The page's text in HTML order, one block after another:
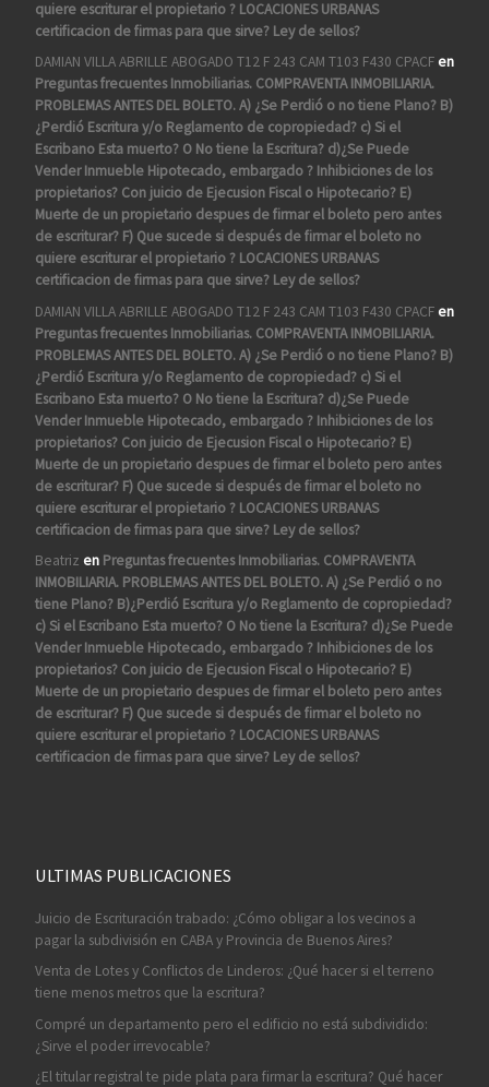
quiere escriturar el propietario ? LOCACIONES URBANAS
certificacion de firmas para que sirve? Ley de sellos?
DAMIAN VILLA ABRILLE ABOGADO T12 F 243 CAM T103 F430 CPACFen
Preguntas frecuentes Inmobiliarias. COMPRAVENTA INMOBILIARIA.
PROBLEMAS ANTES DEL BOLETO. A) ¿Se Perdió o no tiene Plano? B)
¿Perdió Escritura y/o Reglamento de copropiedad? c) Si el
Escribano Esta muerto? O No tiene la Escritura? d)¿Se Puede
Vender Inmueble Hipotecado, embargado ? Inhibiciones de los
propietarios? Con juicio de Ejecusion Fiscal o Hipotecario? E)
Muerte de un propietario despues de firmar el boleto pero antes
de escriturar? F) Que sucede si después de firmar el boleto no
quiere escriturar el propietario ? LOCACIONES URBANAS
certificacion de firmas para que sirve? Ley de sellos?
DAMIAN VILLA ABRILLE ABOGADO T12 F 243 CAM T103 F430 CPACFen
Preguntas frecuentes Inmobiliarias. COMPRAVENTA INMOBILIARIA.
PROBLEMAS ANTES DEL BOLETO. A) ¿Se Perdió o no tiene Plano? B)
¿Perdió Escritura y/o Reglamento de copropiedad? c) Si el
Escribano Esta muerto? O No tiene la Escritura? d)¿Se Puede
Vender Inmueble Hipotecado, embargado ? Inhibiciones de los
propietarios? Con juicio de Ejecusion Fiscal o Hipotecario? E)
Muerte de un propietario despues de firmar el boleto pero antes
de escriturar? F) Que sucede si después de firmar el boleto no
quiere escriturar el propietario ? LOCACIONES URBANAS
certificacion de firmas para que sirve? Ley de sellos?
Beatriz en Preguntas frecuentes Inmobiliarias. COMPRAVENTA
INMOBILIARIA. PROBLEMAS ANTES DEL BOLETO. A) ¿Se Perdió o no
tiene Plano? B)¿Perdió Escritura y/o Reglamento de copropiedad?
c) Si el Escribano Esta muerto? O No tiene la Escritura? d)¿Se Puede
Vender Inmueble Hipotecado, embargado ? Inhibiciones de los
propietarios? Con juicio de Ejecusion Fiscal o Hipotecario? E)
Muerte de un propietario despues de firmar el boleto pero antes
de escriturar? F) Que sucede si después de firmar el boleto no
quiere escriturar el propietario ? LOCACIONES URBANAS
certificacion de firmas para que sirve? Ley de sellos?
ULTIMAS PUBLICACIONES
Juicio de Escrituración trabado: ¿Cómo obligar a los vecinos a
pagar la subdivisión en CABA y Provincia de Buenos Aires?
Venta de Lotes y Conflictos de Linderos: ¿Qué hacer si el terreno
tiene menos metros que la escritura?
Compré un departamento pero el edificio no está subdividido:
¿Sirve el poder irrevocable?
¿El titular registral te pide plata para firmar la escritura? Qué hacer